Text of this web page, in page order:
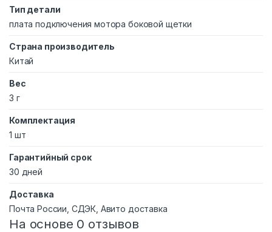
Тип детали
плата подключения мотора боковой щетки
Страна производитель
Китай
Вес
3 г
Комплектация
1 шт
Гарантийный срок
30 дней
Доставка
Почта России, СДЭК, Авито доставка
На основе 0 отзывов